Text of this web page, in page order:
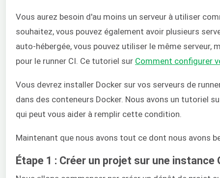
Vous aurez besoin d'au moins un serveur à utiliser
souhaitez, vous pouvez également avoir plusieurs
auto-hébergée, vous pouvez utiliser le même
pour le runner CI. Ce tutoriel sur Comment configurer
Vous devrez installer Docker sur vos serveurs de
dans des conteneurs Docker. Nous avons un tutoriel
qui peut vous aider à remplir cette condition.
Maintenant que nous avons tout ce dont nous avons
Étape 1 : Créer un projet sur une instance